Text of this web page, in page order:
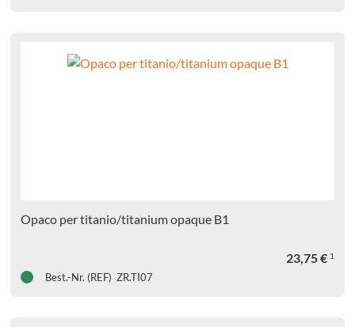
Opaco per titanio/titanium opaque B1
23,75€ 1
Best.-Nr. (REF) ZR.TI07